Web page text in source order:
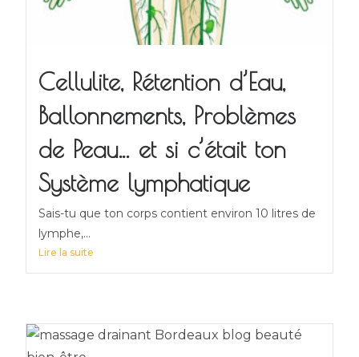
Cellulite, Rétention d’Eau,
Ballonnements, Problèmes
de Peau… et si c’était ton
Système lymphatique
Sais-tu que ton corps contient environ 10 litres de
lymphe,...
Lire la suite